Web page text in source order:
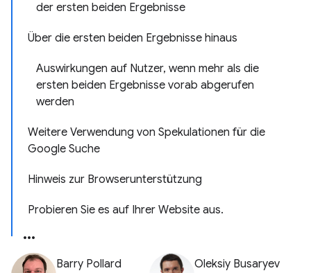
der ersten beiden Ergebnisse
Über die ersten beiden Ergebnisse hinaus
Auswirkungen auf Nutzer, wenn mehr als die
ersten beiden Ergebnisse vorab abgerufen
werden
Weitere Verwendung von Spekulationen für die
Google Suche
Hinweis zur Browserunterstützung
Probieren Sie es auf Ihrer Website aus.
Barry Pollard Oleksiy Busaryev